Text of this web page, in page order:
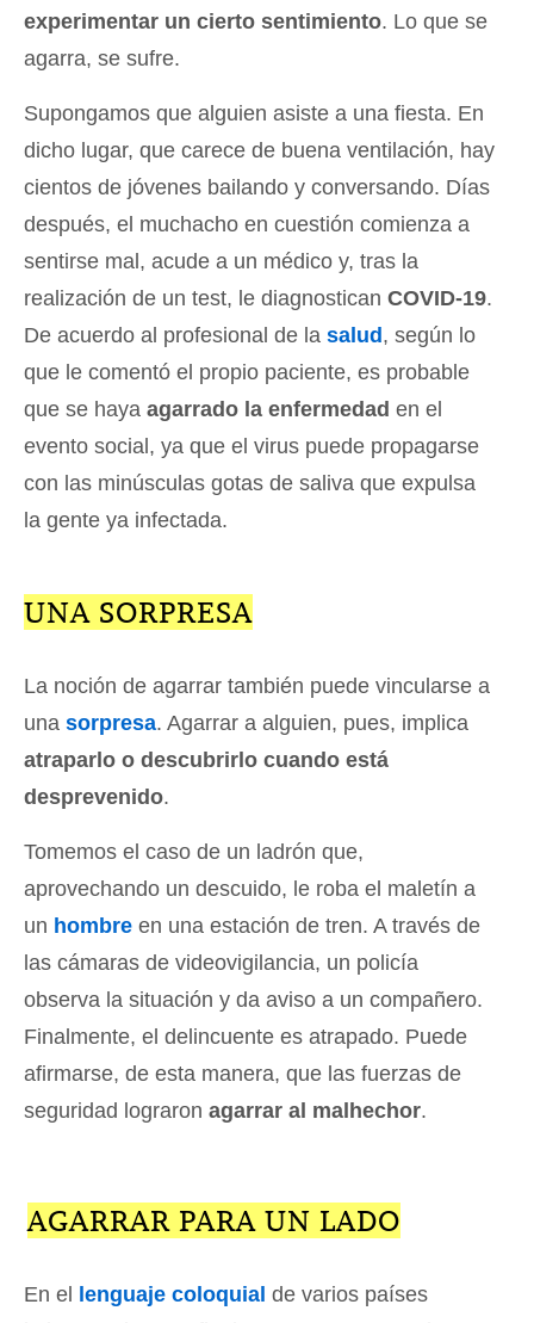
experimentar un cierto sentimiento. Lo que se
agarra, se sufre.
Supongamos que alguien asiste a una fiesta. En
dicho lugar, que carece de buena ventilación, hay
cientos de jóvenes bailando y conversando. Días
después, el muchacho en cuestión comienza a
sentirse mal, acude a un médico y, tras la
realización de un test, le diagnostican COVID-19.
De acuerdo al profesional de la salud , según lo
que le comentó el propio paciente, es probable
que se haya agarrado la enfermedad en el
evento social, ya que el virus puede propagarse
con las minúsculas gotas de saliva que expulsa
la gente ya infectada.
UNA SORPRESA
La noción de agarrar también puede vincularse a
una sorpresa. Agarrar a alguien, pues, implica
atraparlo o descubrirlo cuando está
desprevenido.
Tomemos el caso de un ladrón que,
aprovechando un descuido, le roba el maletín a
un hombre en una estación de tren. A través de
las cámaras de videovigilancia, un policía
observa la situación y da aviso a un compañero.
Finalmente, el delincuente es atrapado. Puede
afirmarse, de esta manera, que las fuerzas de
seguridad lograron agarrar al malhechor.
AGARRAR PARA UN LADO
En el lenguaje coloquial de varios países